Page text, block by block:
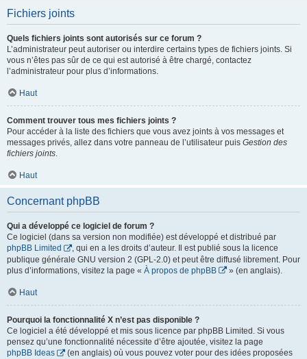
Fichiers joints
Quels fichiers joints sont autorisés sur ce forum ?
L’administrateur peut autoriser ou interdire certains types de fichiers joints. Si
vous n’êtes pas sûr de ce qui est autorisé à être chargé, contactez
l’administrateur pour plus d’informations.
Haut
Comment trouver tous mes fichiers joints ?
Pour accéder à la liste des fichiers que vous avez joints à vos messages et
messages privés, allez dans votre panneau de l’utilisateur puis Gestion des
fichiers joints.
Haut
Concernant phpBB
Qui a développé ce logiciel de forum ?
Ce logiciel (dans sa version non modifiée) est développé et distribué par
phpBB Limited
, qui en a les droits d’auteur. Il est publié sous la licence
publique générale GNU version 2 (GPL-2.0) et peut être diffusé librement. Pour
plus d’informations, visitez la page « À propos de phpBB » (en anglais).
Haut
Pourquoi la fonctionnalité X n’est pas disponible ?
Ce logiciel a été développé et mis sous licence par phpBB Limited. Si vous
pensez qu’une fonctionnalité nécessite d’être ajoutée, visitez la page
phpBB Ideas
(en anglais) où vous pouvez voter pour des idées proposées